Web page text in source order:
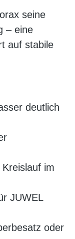
seine
– eine
auf stabile
deutlich
im
JUWEL
oder